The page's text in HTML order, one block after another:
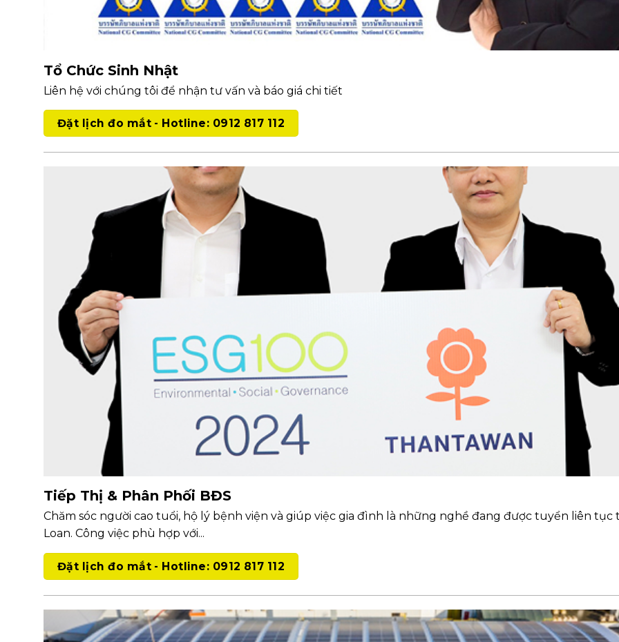
Tổ Chức Sinh Nhật
Liên hệ với chúng tôi để nhận tư vấn và báo giá chi tiết
Đặt lịch đo mắt - Hotline: 0912 817 112
Tiếp Thị & Phân Phối BĐS
Chăm sóc người cao tuổi, hộ lý bệnh viện và giúp việc gia đình là những nghề đang được tuyển liên tục
Loan. Công việc phù hợp với...
Đặt lịch đo mắt - Hotline: 0912 817 112